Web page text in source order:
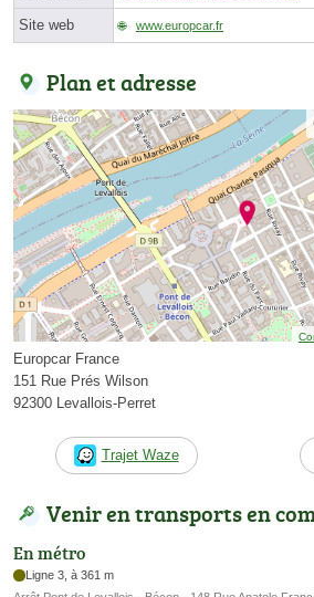
Site web www.europcar.fr
Plan et adresse
Europcar France
151 Rue Prés Wilson
92300 Levallois-Perret
Trajet Waze
Venir en transports en
En métro
Ligne 3, à 361 m